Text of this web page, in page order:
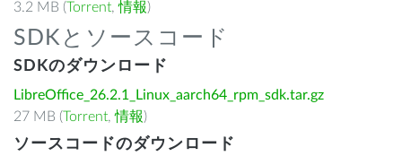
3.2 MB (Torrent,情報)
SDKとソースコード
SDKのダウンロード
LibreOffice_26.2.1_Linux_aarch64_rpm_sdk.tar.gz
27 MB (Torrent,情報)
ソースコードのダウンロード